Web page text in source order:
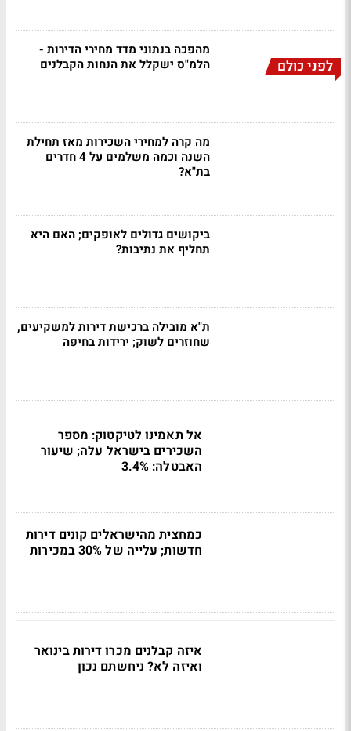
לפני כולם
מהפכה בנתוני מדד מחירי הדירות -
הלמ"ס ישקלל את הנחות הקבלנים
מה קרה למחירי השכירות מאז תחילת
השנה וכמה משלמים על 4 חדרים
בת"א?
ביקושים גדולים לאופקים; האם היא
תחליף את נתיבות?
ת"א מובילה ברכישת דירות למשקיעים,
שחוזרים לשוק; ירידות בחיפה
אל תאמינו לטיקטוק: מספר
השכירים בישראל עלה; שיעור
האבטלה: 3.4%
כמחצית מהישראלים קונים דירות
חדשות; עלייה של 30% במכירות
איזה קבלנים מכרו דירות בינואר
ואיזה לא? ניחשתם נכון